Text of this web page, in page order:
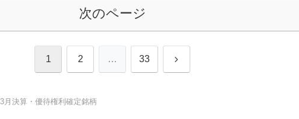
次のページ
1 2 … 33 次
3月決算・優待権利確定銘柄